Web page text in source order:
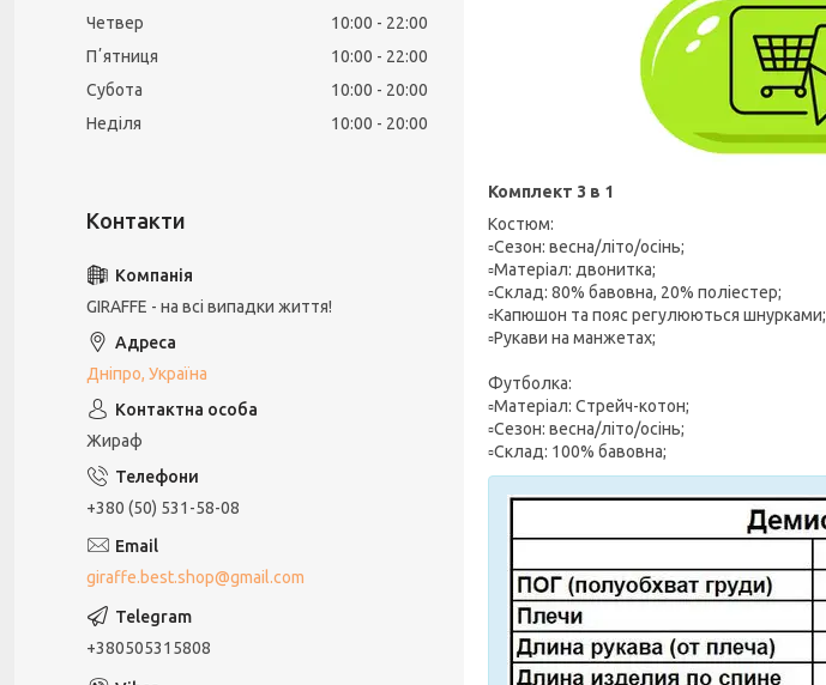
Комплект 3 в 1
Костюм:
▫️Сезон: весна/літо/осінь;
▫️Матеріал: двонитка;
▫️Склад: 80% бавовна, 20% поліестер;
▫️Капюшон та пояс регулюються шнурками;
▫️Рукави на манжетах;
Футболка:
▫️Матеріал: Стрейч-котон;
▫️Сезон: весна/літо/осінь;
▫️Склад: 100% бавовна;
Четвер
10:00
22:00
Пʼятниця
10:00
22:00
Субота
10:00
20:00
Неділя
10:00 20:00
GIRAFFE - на всі випадки життя!
Дніпро, Україна
Жираф
+380 (50) 531-58-08
giraffe.best.shop@gmail.com
+380505315808